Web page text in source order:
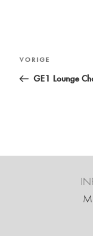
Bericht
navigatie
Vorig
bericht
VORIGE
GE1 Lounge